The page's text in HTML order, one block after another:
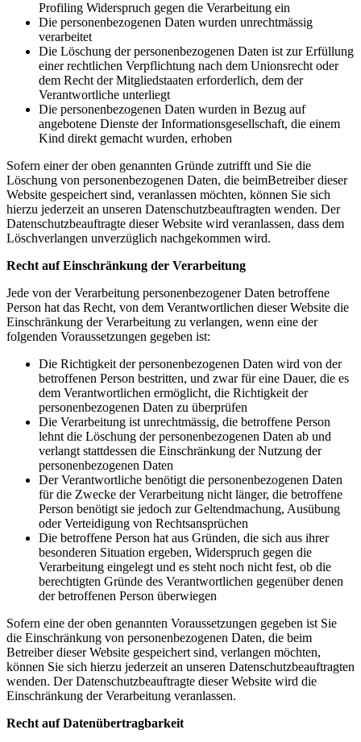
Profiling Widerspruch gegen die Verarbeitung ein
Die personenbezogenen Daten wurden unrechtmässig
verarbeitet
Die Löschung der personenbezogenen Daten ist zur Erfüllung
einer rechtlichen Verpflichtung nach dem Unionsrecht oder
dem Recht der Mitgliedstaaten erforderlich, dem der
Verantwortliche unterliegt
Die personenbezogenen Daten wurden in Bezug auf
angebotene Dienste der Informationsgesellschaft, die einem
Kind direkt gemacht wurden, erhoben
Sofern einer der oben genannten Gründe zutrifft und Sie die
Löschung von personenbezogenen Daten, die beimBetreiber dieser
Website gespeichert sind, veranlassen möchten, können Sie sich
hierzu jederzeit an unseren Datenschutzbeauftragten wenden. Der
Datenschutzbeauftragte dieser Website wird veranlassen, dass dem
Löschverlangen unverzüglich nachgekommen wird.
Recht auf Einschränkung der Verarbeitung
Jede von der Verarbeitung personenbezogener Daten betroffene
Person hat das Recht, von dem Verantwortlichen dieser Website die
Einschränkung der Verarbeitung zu verlangen, wenn eine der
folgenden Voraussetzungen gegeben ist:
Die Richtigkeit der personenbezogenen Daten wird von der
betroffenen Person bestritten, und zwar für eine Dauer, die es
dem Verantwortlichen ermöglicht, die Richtigkeit der
personenbezogenen Daten zu überprüfen
Die Verarbeitung ist unrechtmässig, die betroffene Person
lehnt die Löschung der personenbezogenen Daten ab und
verlangt stattdessen die Einschränkung der Nutzung der
personenbezogenen Daten
Der Verantwortliche benötigt die personenbezogenen Daten
für die Zwecke der Verarbeitung nicht länger, die betroffene
Person benötigt sie jedoch zur Geltendmachung, Ausübung
oder Verteidigung von Rechtsansprüchen
Die betroffene Person hat aus Gründen, die sich aus ihrer
besonderen Situation ergeben, Widerspruch gegen die
Verarbeitung eingelegt und es steht noch nicht fest, ob die
berechtigten Gründe des Verantwortlichen gegenüber denen
der betroffenen Person überwiegen
Sofern eine der oben genannten Voraussetzungen gegeben ist Sie
die Einschränkung von personenbezogenen Daten, die beim
Betreiber dieser Website gespeichert sind, verlangen möchten,
können Sie sich hierzu jederzeit an unseren Datenschutzbeauftragten
wenden. Der Datenschutzbeauftragte dieser Website wird die
Einschränkung der Verarbeitung veranlassen.
Recht auf Datenübertragbarkeit